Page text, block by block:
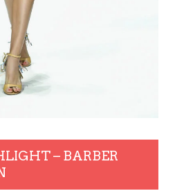
– BARBER